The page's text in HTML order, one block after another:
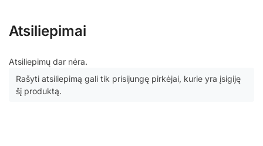
Atsiliepimai
Atsiliepimų dar nėra.
Rašyti atsiliepimą gali tik prisijungę pirkėjai, kurie yra įsigiję
šį produktą.